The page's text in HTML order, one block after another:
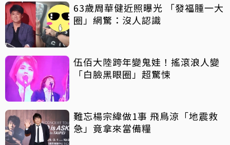
63歲周華健近照曝光 「發福腫一大
圈」網驚：沒人認識
伍佰大陸跨年變鬼娃！搖滾浪人變
「白臉黑眼圈」超驚悚
難忘楊宗緯做1事 飛鳥涼「地震救
急」竟拿來當備糧